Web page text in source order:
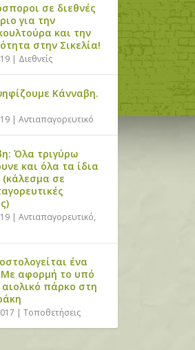
σε διεθνές
για την
και την
στην Σικελία!
| Διεθνείς
Κάνναβη.
|Αντιαπαγορευτικό
Όλα τριγύρω
και όλα τα ίδια
(κάλεσμα σε
|Αντιαπαγορευτικό,
ένα
Με αφορμή το υπό
αιολικό πάρκο στη
|Τοποθετήσεις